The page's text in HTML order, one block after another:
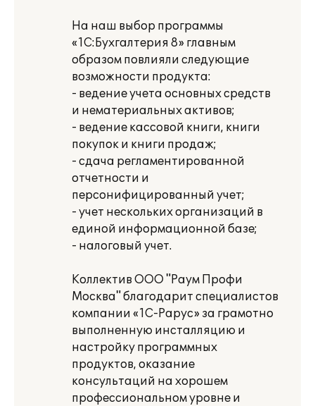
На наш выбор программы
«1С:Бухгалтерия 8» главным
образом повлияли следующие
возможности продукта:
- ведение учета основных средств
и нематериальных активов;
- ведение кассовой книги, книги
покупок и книги продаж;
- сдача регламентированной
отчетности и
персонифицированный учет;
- учет нескольких организаций в
единой информационной базе;
- налоговый учет.
Коллектив ООО "Раум Профи
Москва" благодарит специалистов
компании «1С-Рарус» за грамотно
выполненную инсталляцию и
настройку программных
продуктов, оказание
консультаций на хорошем
профессиональном уровне и